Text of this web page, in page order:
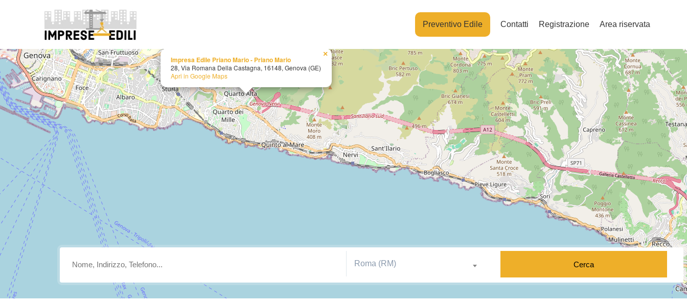
Preventivo Edile Contatti Registrazione Area riservata
Impresa Edile Priano Mario - Priano Mario
28, Via Romana Della Castagna, 16148, Genova (GE)
Apri in Google Maps
×
Roma (RM) Cerca